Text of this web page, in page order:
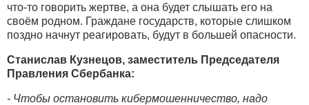
что-то говорить жертве, а она будет слышать его на
своём родном. Граждане государств, которые слишком
поздно начнут реагировать, будут в большей опасности.
Станислав Кузнецов, заместитель Председателя
Правления Сбербанка:
- Чтобы остановить кибермошенничество, надо